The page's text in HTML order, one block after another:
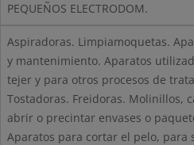
PEQUEÑOS ELECTRODOM.
Aspiradoras. Limpiamoquetas.
y mantenimiento. Aparatos
tejer y para otros procesos de
Tostadoras. Freidoras. Molinillos,
abrir o precintar envases o
Aparatos para cortar el pelo, para